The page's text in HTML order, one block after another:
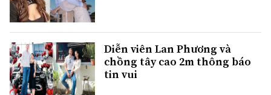
Diễn viên Lan Phương và
chồng tây cao 2m thông báo
tin vui